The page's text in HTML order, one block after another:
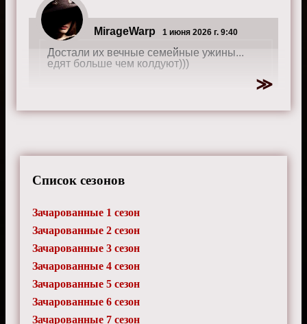
MirageWarp 1 июня 2026 г. 9:40
Достали их вечные семейные ужины...
едят больше чем колдуют)))
Народ, кто знает че за музыка в 15 серии
А есть кто все сезоны подряд смотрел?
Сколько времени ушло???
Список сезонов
Зачарованные 1 сезон
Зачарованные 2 сезон
Зачарованные 3 сезон
Зачарованные 4 сезон
Зачарованные 5 сезон
Зачарованные 6 сезон
Зачарованные 7 сезон